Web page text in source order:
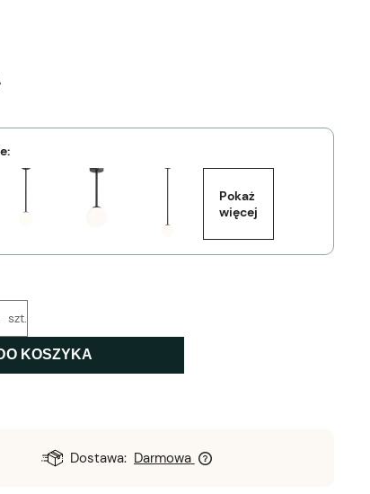
Pokaż
więcej
szt.
KOSZYKA
Dostawa: Darmowa